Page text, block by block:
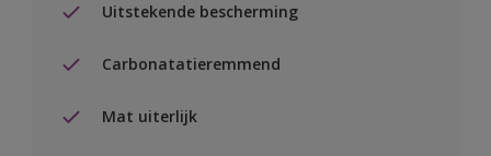
Uitstekende bescherming
Carbonatatieremmend
Mat uiterlijk